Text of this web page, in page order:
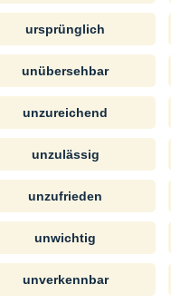
ursprünglich
unübersehbar
unzureichend
unzulässig
unzufrieden
unwichtig
unverkennbar